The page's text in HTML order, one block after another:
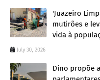
'Juazeiro
mutirões e
vida à
July 30, 2026
Dino propõe